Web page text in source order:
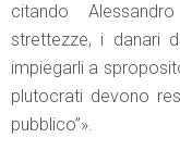
citando
strettezze, i danari
impiegarli a
plutocrati devono
pubblico”».